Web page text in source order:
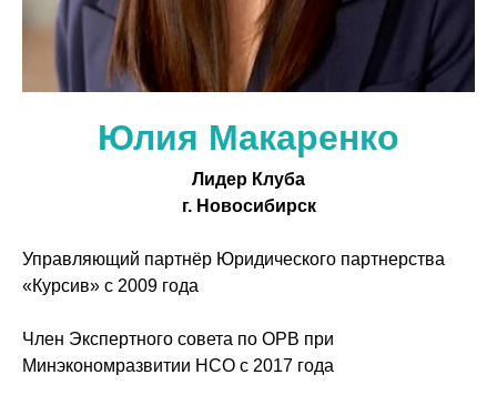
Юлия Макаренко
Лидер Клуба
г. Новосибирск
Управляющий партнёр Юридического партнерства
«Курсив» с 2009 года
Член Экспертного совета по ОРВ при
Минэкономразвитии НСО с 2017 года